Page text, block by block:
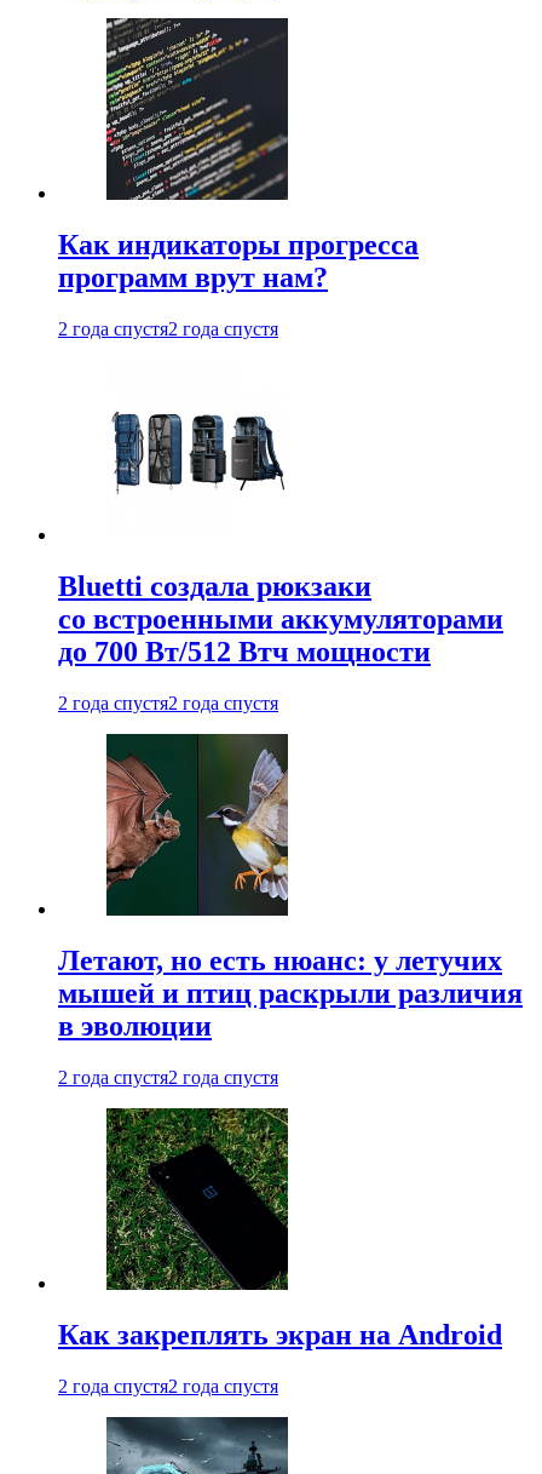
Как индикаторы прогресса
программ врут нам?
2 года спустя2 года спустя
Bluetti создала рюкзаки
со встроенными аккумуляторами
до 700 Вт/512 Втч мощности
2 года спустя2 года спустя
Летают, но есть нюанс: у летучих
мышей и птиц раскрыли различия
в эволюции
2 года спустя2 года спустя
Как закреплять экран на Android
2 года спустя2 года спустя